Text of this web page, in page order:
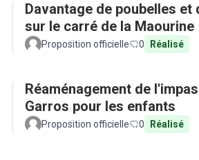
Davantage de poubelles et
sur le carré de la Maourine
Proposition officielle 0 Réalisé
Réaménagement de
Garros pour les enfants
Proposition officielle 0 Réalisé